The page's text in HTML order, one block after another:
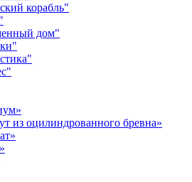
корабль"
дом"
из оцилиндрованного бревна»